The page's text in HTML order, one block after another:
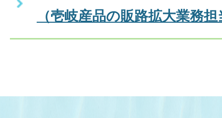
（壱岐産品の販路拡大業務